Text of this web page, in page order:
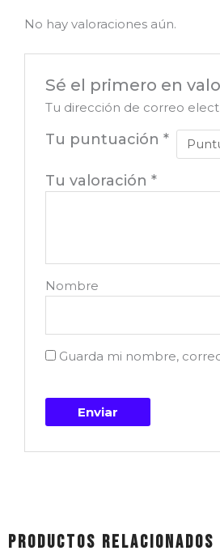
No hay valoraciones aún.
Sé el primero en
Tu dirección de correo
Tu puntuación*
Tu valoración*
Nombre
Guarda mi nombre,
Productos relacionados